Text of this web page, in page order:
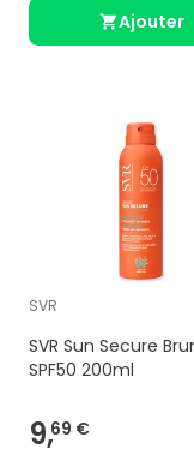
Ajouter
SVR
SVR Sun Secure
SPF50 200ml
9,69 €